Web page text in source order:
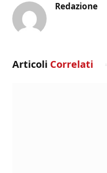
Redazione
Articoli Correlati